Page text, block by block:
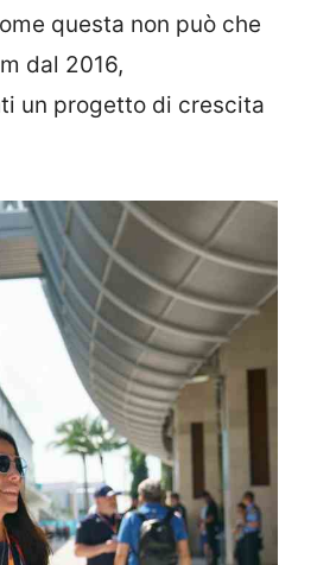
questa non può che
dal 2016,
un progetto di crescita